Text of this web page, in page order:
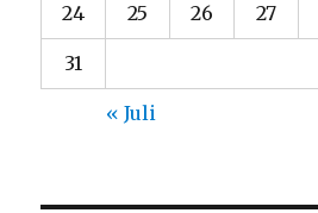
24 25 26 27
31
« Juli